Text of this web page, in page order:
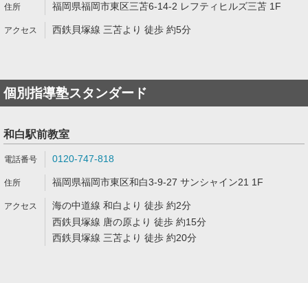
福岡県福岡市東区三苫6-14-2 レフティヒルズ三苫 1F
西鉄貝塚線 三苫より 徒歩 約5分
個別指導塾スタンダード
和白駅前教室
0120-747-818
福岡県福岡市東区和白3-9-27 サンシャイン21 1F
海の中道線 和白より 徒歩 約2分
西鉄貝塚線 唐の原より 徒歩 約15分
西鉄貝塚線 三苫より 徒歩 約20分